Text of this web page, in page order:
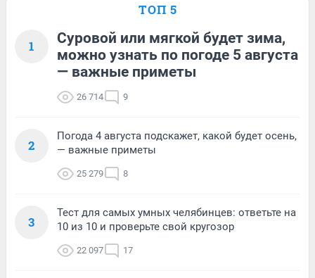
ТОП 5
1
Суровой или мягкой будет зима,
можно узнать по погоде 5 августа
— важные приметы
26 714 9
2
Погода 4 августа подскажет, какой будет осень,
— важные приметы
25 279 8
3
Тест для самых умных челябинцев: ответьте на
10 из 10 и проверьте свой кругозор
22 097 17